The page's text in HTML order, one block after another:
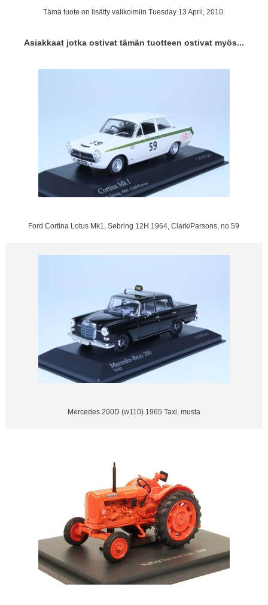
Tämä tuote on lisätty valikoimiin Tuesday 13 April, 2010.
Asiakkaat jotka ostivat tämän tuotteen ostivat myös...
Ford Cortina Lotus Mk1, Sebring 12H 1964, Clark/Parsons, no.59
Mercedes 200D (w110) 1965 Taxi, musta